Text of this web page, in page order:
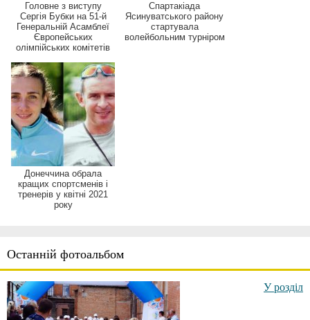
Останній фотоальбом
У розділ
Головне з виступу
Сергія Бубки на 51-й
Генеральній Асамблеї
Європейських
олімпійських комітетів
Спартакіада
Ясинуватського району
стартувала
волейбольним турніром
Донеччина обрала
кращих спортсменів і
тренерів у квітні 2021
року